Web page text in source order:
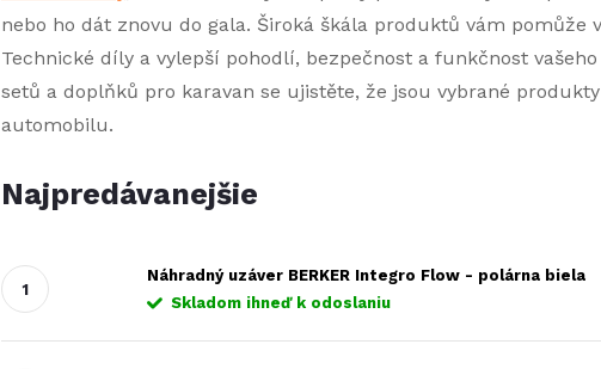
nebo ho dát znovu do gala. Široká škála produktů vám
Technické díly a vylepší pohodlí, bezpečnost a funkčnost
setů a doplňků pro karavan se ujistěte, že jsou vybrané
automobilu.
Najpredávanejšie
Náhradný uzáver BERKER Integro Flow - polárna biela
Skladom ihneď k odoslaniu